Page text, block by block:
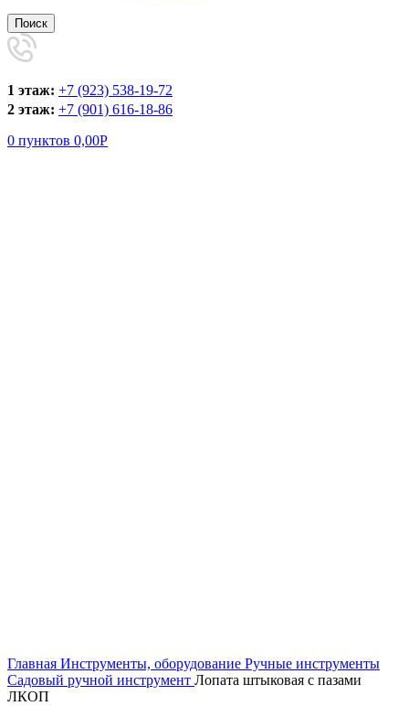
Поиск
1 этаж: +7 (923) 538-19-72
2 этаж: +7 (901) 616-18-86
0 пунктов 0,00Р
Главная Инструменты, оборудование Ручные инструменты
Садовый ручной инструмент Лопата штыковая с пазами
ЛКОП